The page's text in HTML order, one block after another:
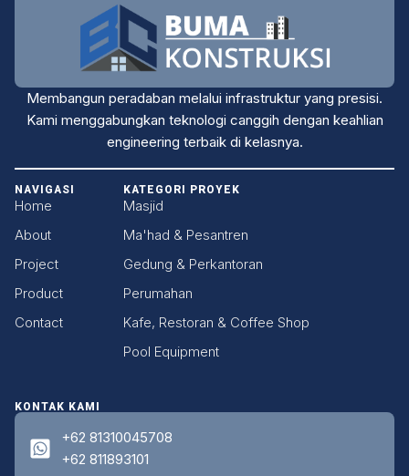
Membangun peradaban melalui infrastruktur yang presisi.
Kami menggabungkan teknologi canggih dengan keahlian
engineering terbaik di kelasnya.
NAVIGASI
Home
About
Project
Product
Contact
KATEGORI PROYEK
Masjid
Ma'had & Pesantren
Gedung & Perkantoran
Perumahan
Kafe, Restoran & Coffee Shop
Pool Equipment
KONTAK KAMI
+62 81310045708
+62 811893101